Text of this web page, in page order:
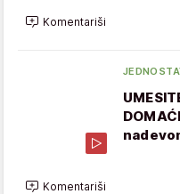
Komentariši
Komentariši